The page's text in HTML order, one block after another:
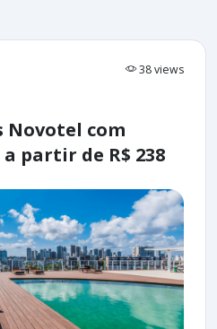
38 views
com
partir de R$ 238